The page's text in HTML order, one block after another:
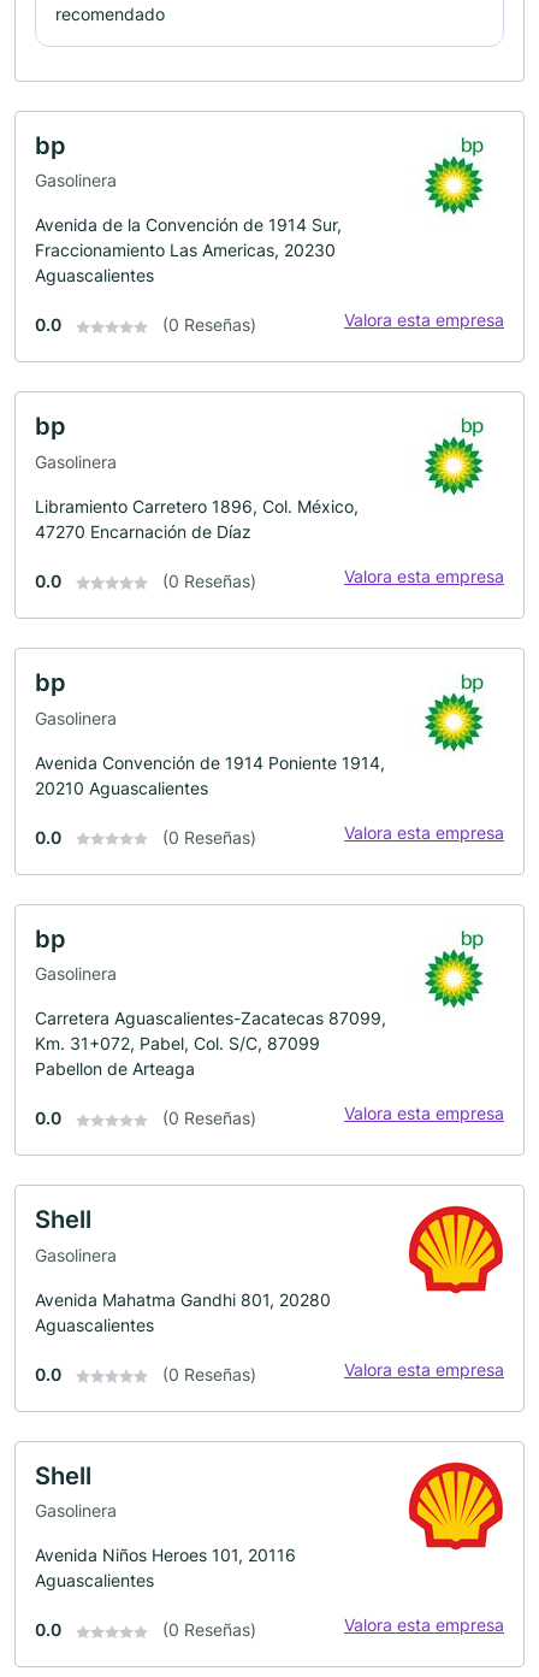
recomendado
bp
Gasolinera
Avenida de la Convención de 1914 Sur,
Fraccionamiento Las Americas, 20230
Aguascalientes
0.0 (0 Reseñas) Valora esta empresa
bp
Gasolinera
Libramiento Carretero 1896, Col. México,
47270 Encarnación de Díaz
0.0 (0 Reseñas) Valora esta empresa
bp
Gasolinera
Avenida Convención de 1914 Poniente 1914,
20210 Aguascalientes
0.0 (0 Reseñas) Valora esta empresa
bp
Gasolinera
Carretera Aguascalientes-Zacatecas 87099,
Km. 31+072, Pabel, Col. S/C, 87099
Pabellon de Arteaga
0.0 (0 Reseñas) Valora esta empresa
Shell
Gasolinera
Avenida Mahatma Gandhi 801, 20280
Aguascalientes
0.0 (0 Reseñas) Valora esta empresa
Shell
Gasolinera
Avenida Niños Heroes 101, 20116
Aguascalientes
0.0 (0 Reseñas) Valora esta empresa